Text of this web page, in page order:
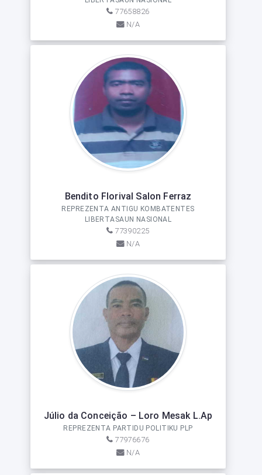
77658826
N/A
Bendito Florival Salon Ferraz
REPREZENTA ANTIGU KOMBATENTES
LIBERTASAUN NASIONAL
77390225
N/A
Júlio da Conceição – Loro Mesak L.Ap
REPREZENTA PARTIDU POLITIKU PLP
77976676
N/A